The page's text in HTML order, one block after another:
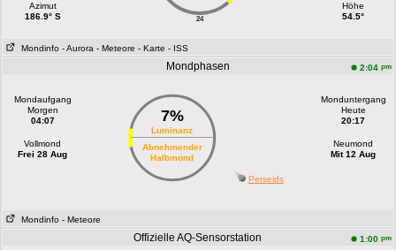
Azimut
186.9° S
24
Höhe
54.5°
Mondinfo - Aurora - Meteore - Karte - ISS
Mondphasen 2:04 pm
Mondaufgang
Morgen
04:07
Vollmond
Frei 28 Aug
7%
Luminanz
Abnehmender
Halbmond
Monduntergang
Heute
20:17
Neumond
Mit 12 Aug
Perseids
Mondinfo - Meteore
Offizielle AQ-Sensorstation 1:00 pm